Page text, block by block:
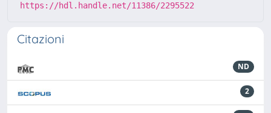
https://hdl.handle.net/11386/2295522
Citazioni
ND
2